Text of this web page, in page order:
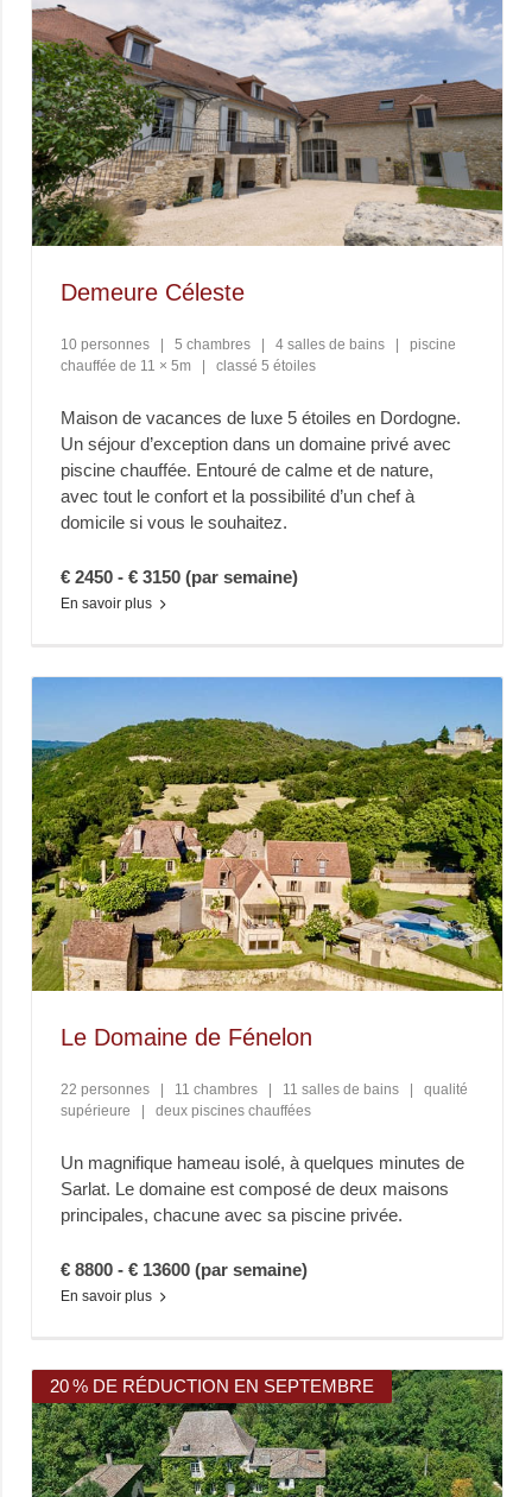
Demeure Céleste
10 personnes | 5 chambres | 4 salles de bains |
piscine
chauffée de 11 × 5m
| classé 5 étoiles
Maison de vacances de luxe 5 étoiles en Dordogne.
Un séjour d’exception dans un domaine privé avec
piscine chauffée. Entouré de calme et de nature,
avec tout le confort et la possibilité d’un chef à
domicile si vous le souhaitez.
€ 2450 - € 3150 (par semaine)
En savoir plus
Le Domaine de Fénelon
22 personnes | 11 chambres | 11 salles de bains |
qualité
supérieure
| deux piscines chauffées
Un magnifique hameau isolé, à quelques minutes de
Sarlat. Le domaine est composé de deux maisons
principales, chacune avec sa piscine privée.
€ 8800 - € 13600 (par semaine)
En savoir plus
20 % DE RÉDUCTION EN SEPTEMBRE